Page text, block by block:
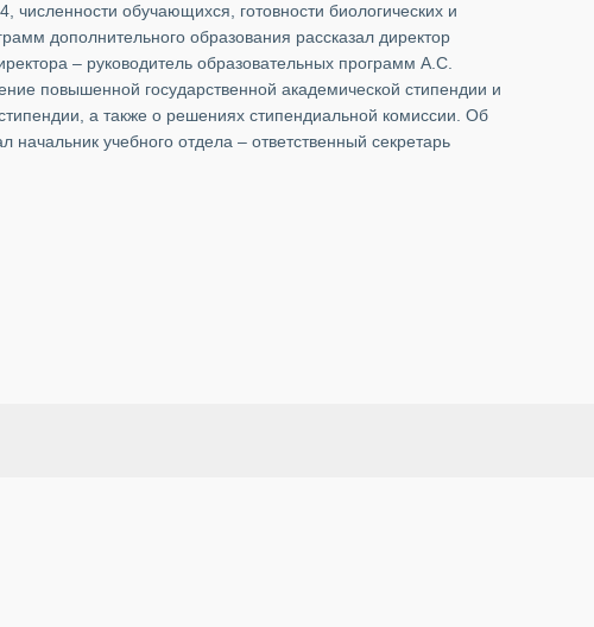
численности обучающихся, готовности биологических и
дополнительного образования рассказал директор
– руководитель образовательных программ А.С.
повышенной государственной академической стипендии и
а также о решениях стипендиальной комиссии. Об
начальник учебного отдела – ответственный секретарь